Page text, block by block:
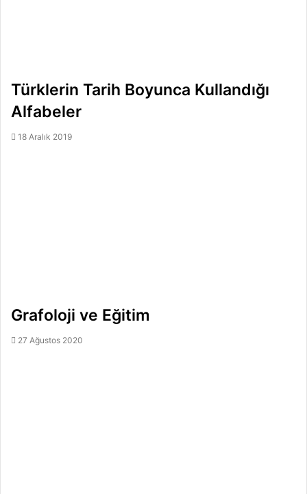
Türklerin Tarih Boyunca Kullandığı
Alfabeler
18 Aralık 2019
Grafoloji ve Eğitim
27 Ağustos 2020